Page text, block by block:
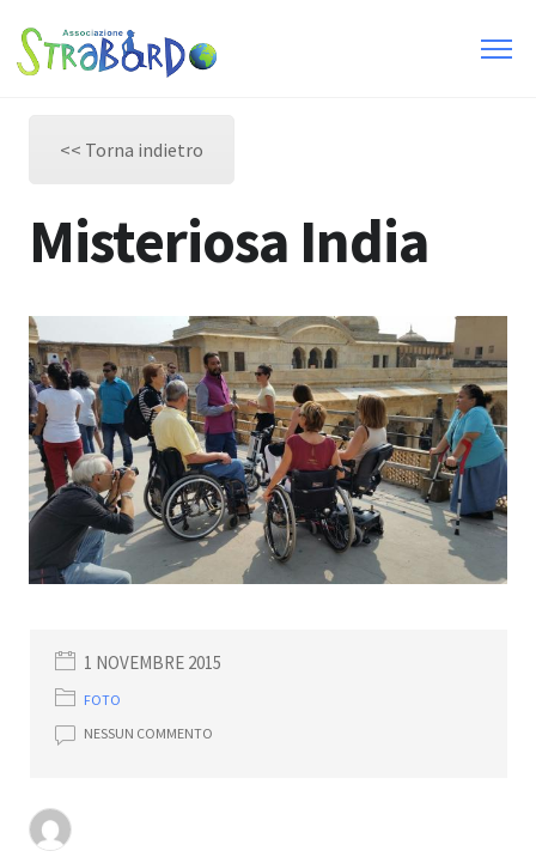
<< Torna indietro
Misteriosa India
1 NOVEMBRE 2015
FOTO
NESSUN COMMENTO